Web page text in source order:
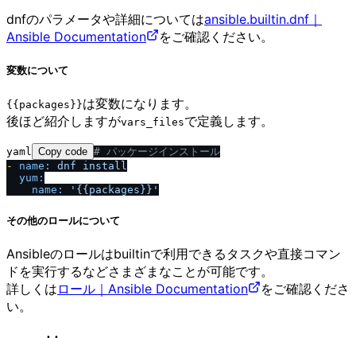
dnfのパラメータや詳細についてはansible.builtin.dnf｜
Ansible Documentation
をご確認ください。
変数について
{{packages}}は変数になります。
後ほど紹介しますがvars_filesで定義します。
yaml Copy code # パッケージインストール
-
name: dnf
install
yum:
name:
'{{packages}}'
その他のロールについて
Ansibleのロールはbuiltinで利用できるタスクや直接コマン
ドを実行するなどさまざまなことが可能です。
詳しくは ロール｜Ansible Documentation
をご確認くださ
い。